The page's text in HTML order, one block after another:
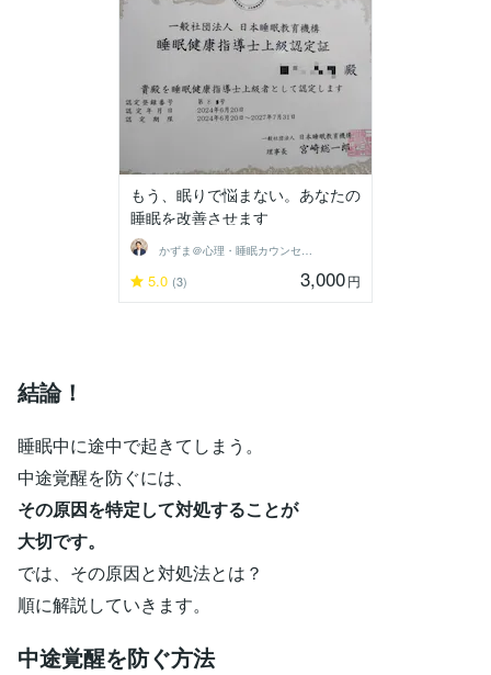
もう、眠りで悩まない。あなたの
睡眠を改善させます
かずま＠心理・睡眠カウンセラー
5.0 (3) 3,000円
結論！
睡眠中に途中で起きてしまう。
中途覚醒を防ぐには、
その原因を特定して対処することが
大切です。
では、その原因と対処法とは？
順に解説していきます。
中途覚醒を防ぐ方法